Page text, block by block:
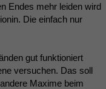
Endes mehr leiden wird
Die einfach nur
gut funktioniert
versuchen. Das soll
Maxime beim